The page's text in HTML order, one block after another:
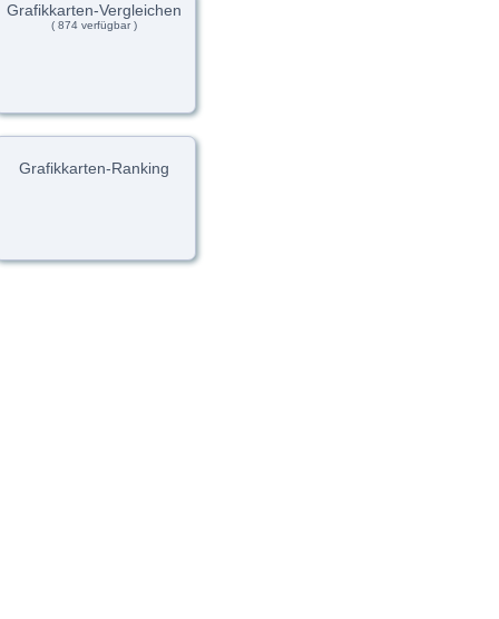
Grafikkarten-Vergleichen
( 874 verfügbar )
Grafikkarten-Ranking